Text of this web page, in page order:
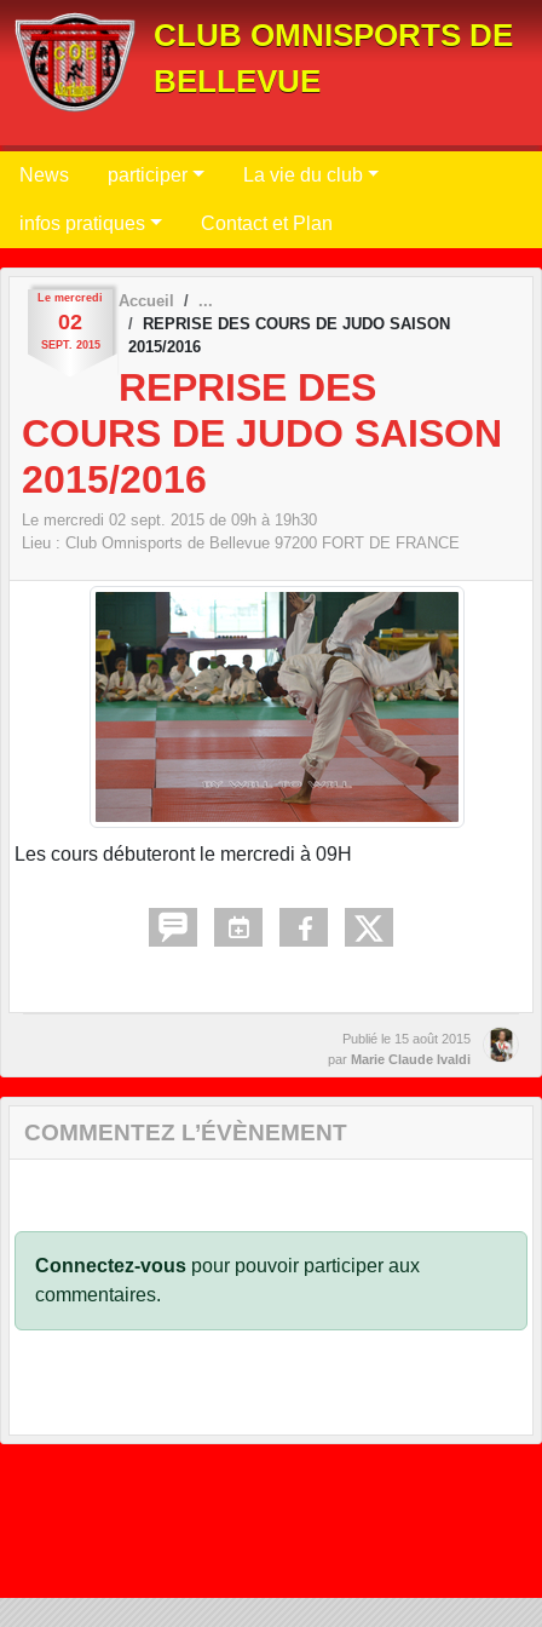
CLUB OMNISPORTS DE
BELLEVUE
News participer La vie du club
infos pratiques Contact et Plan
Le mercredi
02
SEPT. 2015
Accueil
REPRISE DES COURS DE JUDO SAISON
2015/2016
REPRISE DES
COURS DE JUDO SAISON
2015/2016
Le mercredi 02 sept. 2015 de 09h à 19h30
Lieu : Club Omnisports de Bellevue 97200 FORT DE FRANCE
Les cours débuteront le mercredi à 09H
Publié le 15 août 2015
par Marie Claude Ivaldi
COMMENTEZ L’ÉVÈNEMENT
Connectez-vous pour pouvoir participer aux
commentaires.
Panneau de gestion des cookies